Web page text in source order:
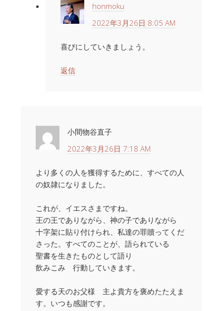
honmoku
2022年3月26日 8:05 AM
喜びにしていきましょう。
返信
小間物谷直子
2022年3月26日 7:18 AM
より多くの人を獲得するために、すべての人
の奴隷になりました。
これが、イエスさまですね。
王の王でありながら、神の子でありながら
十字架に貼り付けられ、私達の罪贖ってくだ
さった。すべてのことが、語られている
聖書を生きたものとして語り
飲みこみ 行動していきます。
愛する天のお父様 主よ貴方を褒めたたえま
す。いつも感謝です。